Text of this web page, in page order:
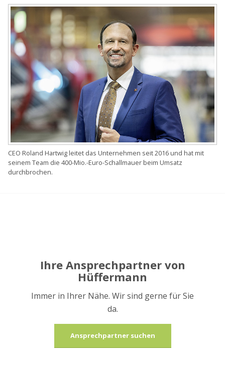
CEO Roland Hartwig leitet das Unternehmen seit 2016 und hat mit
seinem Team die 400-Mio.-Euro-Schallmauer beim Umsatz
durchbrochen.
Ihre Ansprechpartner von
Hüffermann
Immer in Ihrer Nähe. Wir sind gerne für Sie
da.
Ansprechpartner suchen